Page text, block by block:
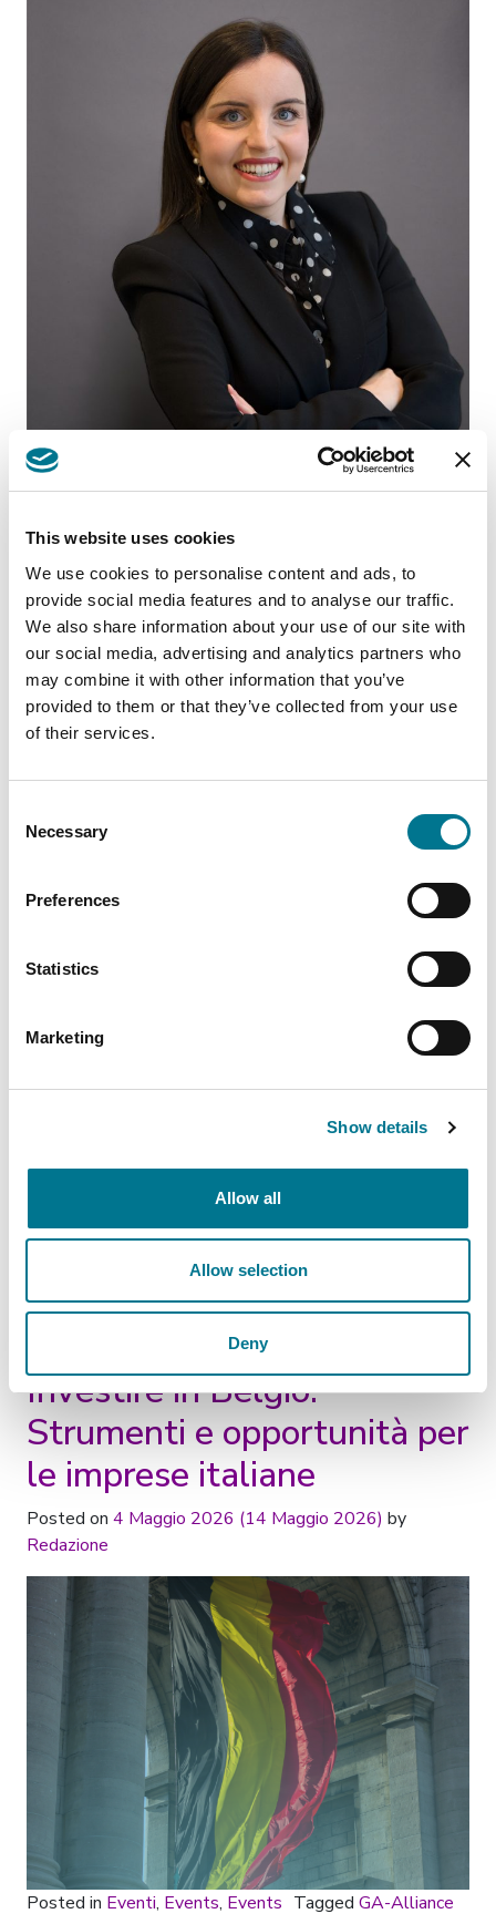
This website uses cookies
We use cookies to personalise content and ads, to
provide social media features and to analyse our traffic.
We also share information about your use of our site with
our social media, advertising and analytics partners who
may combine it with other information that you’ve
provided to them or that they’ve collected from your use
of their services.
Selection
Necessary
Preferences
Statistics
Marketing
Show details
Allow all
Allow selection
Deny
Michael Iordache
Investire in Belgio:
Strumenti e opportunità per
le imprese italiane
Posted on 4 Maggio 2026 (14 Maggio 2026) by
Redazione
Posted in Eventi, Events, Events Tagged GA-Alliance